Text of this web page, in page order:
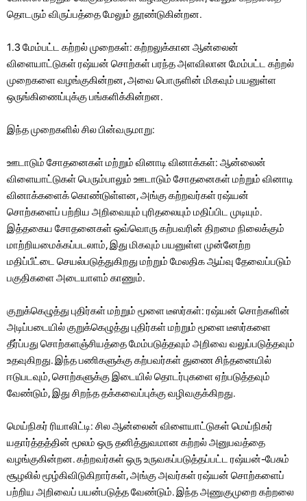
தொடரும் விருப்பத்தை மேலும் தூண்டுகின்றன.
1.3 மேம்பட்ட கற்றல் முறைகள்: கற்றலுக்கான ஆன்லைன்
விளையாட்டுகள் ரஷ்யன் சொற்கள் பரந்த அளவிலான மேம்பட்ட கற்றல்
முறைகளை வழங்குகின்றன, அவை பொருளின் மிகவும் பயனுள்ள
ஒருங்கிணைப்புக்கு பங்களிக்கின்றன.
இந்த முறைகளில் சில பின்வருமாறு:
ஊடாடும் சோதனைகள் மற்றும் வினாடி வினாக்கள்: ஆன்லைன்
விளையாட்டுகள் பெரும்பாலும் ஊடாடும் சோதனைகள் மற்றும் வினாடி
வினாக்களைக் கொண்டுள்ளன, அங்கு கற்றவர்கள் ரஷ்யன்
சொற்களைப் பற்றிய அறிவையும் புரிதலையும் மதிப்பிட முடியும்.
இத்தகைய சோதனைகள் ஒவ்வொரு கற்பவரின் திறமை நிலைக்கும்
மாற்றியமைக்கப்படலாம், இது மிகவும் பயனுள்ள முன்னேற்ற
மதிப்பீட்டை செயல்படுத்துகிறது மற்றும் மேலதிக ஆய்வு தேவைப்படும்
பகுதிகளை அடையாளம் காணும்.
குறுக்கெழுத்து புதிர்கள் மற்றும் மூளை டீஸர்கள்: ரஷ்யன் சொற்களின்
அடிப்படையில் குறுக்கெழுத்து புதிர்கள் மற்றும் மூளை டீஸர்களை
தீர்ப்பது சொற்களஞ்சியத்தை மேம்படுத்தவும் அறிவை வலுப்படுத்தவும்
உதவுகிறது. இந்த பணிகளுக்கு கற்பவர்கள் துணை சிந்தனையில்
ஈடுபடவும், சொற்களுக்கு இடையில் தொடர்புகளை ஏற்படுத்தவும்
வேண்டும், இது சிறந்த தக்கவைப்புக்கு வழிவகுக்கிறது.
மெய்நிகர் ரியாலிட்டி: சில ஆன்லைன் விளையாட்டுகள் மெய்நிகர்
யதார்த்தத்தின் மூலம் ஒரு தனித்துவமான கற்றல் அனுபவத்தை
வழங்குகின்றன. கற்றவர்கள் ஒரு உருவகப்படுத்தப்பட்ட ரஷ்யன்-பேசும்
சூழலில் மூழ்கிவிடுகிறார்கள், அங்கு அவர்கள் ரஷ்யன் சொற்களைப்
பற்றிய அறிவைப் பயன்படுத்த வேண்டும். இந்த அணுகுமுறை கற்றலை